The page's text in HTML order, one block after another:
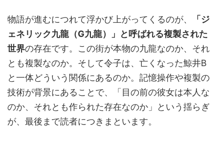
物語が進むにつれて浮かび上がってくるのが、
「ジ
ェネリック九龍（G九龍）」と呼ばれる複製された
世界の存在です。この街が本物の九龍なのか、それ
とも複製なのか。そして令子は、亡くなった鯨井B
と一体どういう関係にあるのか。記憶操作や複製の
技術が背景にあることで、「目の前の彼女は本人な
のか、それとも作られた存在なのか」という揺らぎ
が、最後まで読者につきまといます。